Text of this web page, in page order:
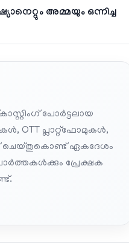
അമ്മയും ഒന്നിച്ച
പോർട്ടലായ
OTT പ്ലാറ്റ്‌ഫോമുകൾ,
ചെയ്തുകൊണ്ട് ഏകദേശം
പ്രേക്ഷക